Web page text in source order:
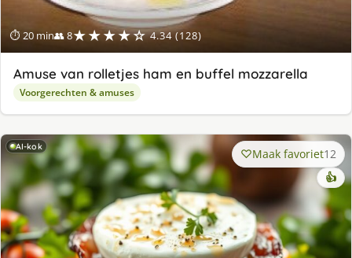
⏱ 20 min👥 8★★★★☆ 4.34 (128)
Amuse van rolletjes ham en buffel mozzarella
Voorgerechten & amuses
AI-kok Maak favoriet12
👍